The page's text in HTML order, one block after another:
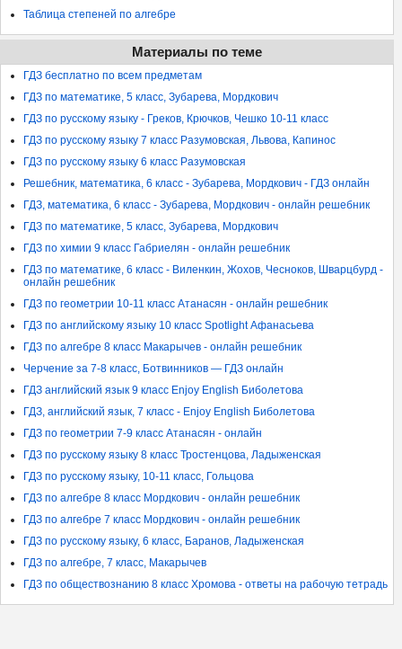
Таблица степеней по алгебре
Материалы по теме
ГДЗ бесплатно по всем предметам
ГДЗ по математике, 5 класс, Зубарева, Мордкович
ГДЗ по русскому языку - Греков, Крючков, Чешко 10-11 класс
ГДЗ по русскому языку 7 класс Разумовская, Львова, Капинос
ГДЗ по русскому языку 6 класс Разумовская
Решебник, математика, 6 класс - Зубарева, Мордкович - ГДЗ онлайн
ГДЗ, математика, 6 класс - Зубарева, Мордкович - онлайн решебник
ГДЗ по математике, 5 класс, Зубарева, Мордкович
ГДЗ по химии 9 класс Габриелян - онлайн решебник
ГДЗ по математике, 6 класс - Виленкин, Жохов, Чесноков, Шварцбурд -
онлайн решебник
ГДЗ по геометрии 10-11 класс Атанасян - онлайн решебник
ГДЗ по английскому языку 10 класс Spotlight Афанасьева
ГДЗ по алгебре 8 класс Макарычев - онлайн решебник
Черчение за 7-8 класс, Ботвинников — ГДЗ онлайн
ГДЗ английский язык 9 класс Enjoy English Биболетова
ГДЗ, английский язык, 7 класс - Enjoy English Биболетова
ГДЗ по геометрии 7-9 класс Атанасян - онлайн
ГДЗ по русскому языку 8 класс Тростенцова, Ладыженская
ГДЗ по русскому языку, 10-11 класс, Гольцова
ГДЗ по алгебре 8 класс Мордкович - онлайн решебник
ГДЗ по алгебре 7 класс Мордкович - онлайн решебник
ГДЗ по русскому языку, 6 класс, Баранов, Ладыженская
ГДЗ по алгебре, 7 класс, Макарычев
ГДЗ по обществознанию 8 класс Хромова - ответы на рабочую тетрадь